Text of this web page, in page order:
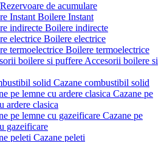
de acumulare
Boilere Instant
Boilere indirecte
Boilere electrice
Boilere termoelectrice
Accesorii boilere si
Cazane combustibil solid
Cazane pe
ardere clasica
Cazane pe
gazeificare
Cazane peleti